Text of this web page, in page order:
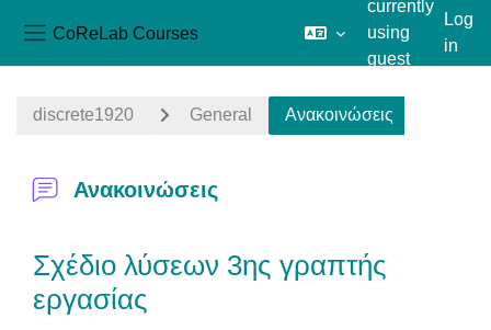
CoReLab Courses
currently
using
guest
Log
in
discrete1920 General Ανακοινώσεις
Ανακοινώσεις
Σχέδιο λύσεων 3ης γραπτής
εργασίας